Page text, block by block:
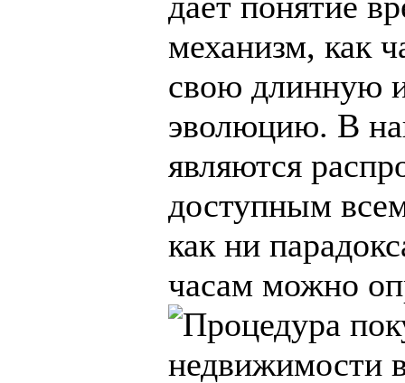
механизм, как
свою длинную
эволюцию. В
являются
доступным
как ни
часам можно